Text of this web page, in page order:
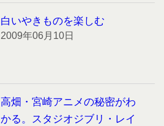
白いやきものを楽しむ
2009年06月10日
高畑・宮崎アニメの秘密がわ
かる。スタジオジブリ・レイ